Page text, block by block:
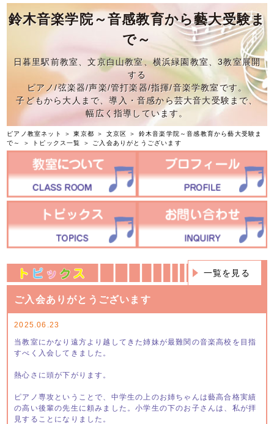
鈴木音楽学院～音感教育から藝大受験ま
で～
日暮里駅前教室、文京白山教室、横浜緑園教室、3教室展開
する
ピアノ/弦楽器/声楽/管打楽器/指揮/音楽学教室です。
子どもから大人まで、導入・音感から芸大音大受験まで、
幅広く指導しています。
ピアノ教室ネット ＞東京都 ＞ 文京区 ＞ 鈴木音楽学院～音感教育から藝大受験ま
で～
＞ トピックス一覧 ＞ ご入会ありがとうございます
一覧を見る
ご入会ありがとうございます
2025.06.23
当教室にかなり遠方より越してきた姉妹が最難関の音楽高校を目指
すべく入会してきました。
熱心さに頭が下がります。
ピアノ専攻ということで、中学生の上のお姉ちゃんは藝高合格実績
の高い後輩の先生に頼みました。小学生の下のお子さんは、私が拝
見することになりました。